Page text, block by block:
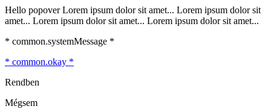
Hello popover Lorem ipsum dolor sit amet... Lorem ipsum dolor sit
amet... Lorem ipsum dolor sit amet... Lorem ipsum dolor sit amet...
* common.systemMessage *
* common.okay *
Rendben
Mégsem